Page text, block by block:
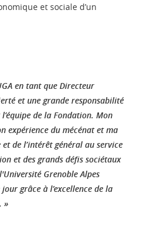
et sociale d’un
en tant que Directeur
et une grande responsabilité
de la Fondation. Mon
expérience du mécénat et ma
de l’intérêt général au service
et des grands défis sociétaux
Grenoble Alpes
grâce à l’excellence de la
»